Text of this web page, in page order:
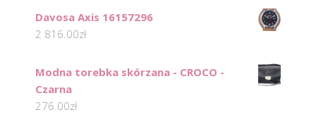
Davosa Axis 16157296
2 816.00zł
Modna torebka skórzana - CROCO -
Czarna
276.00zł